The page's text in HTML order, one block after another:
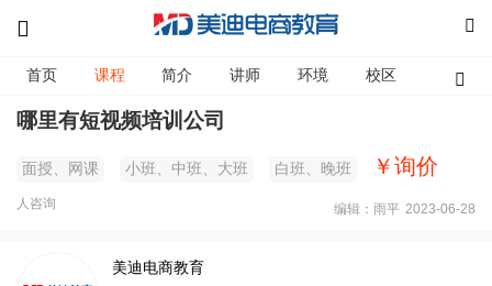
首页 课程 简介 讲师 环境 校区 资讯
哪里有短视频培训公司
面授、网课 小班、中班、大班 白班、晚班 ￥询价
人咨询 2023-06-28
编辑：雨平
美迪电商教育